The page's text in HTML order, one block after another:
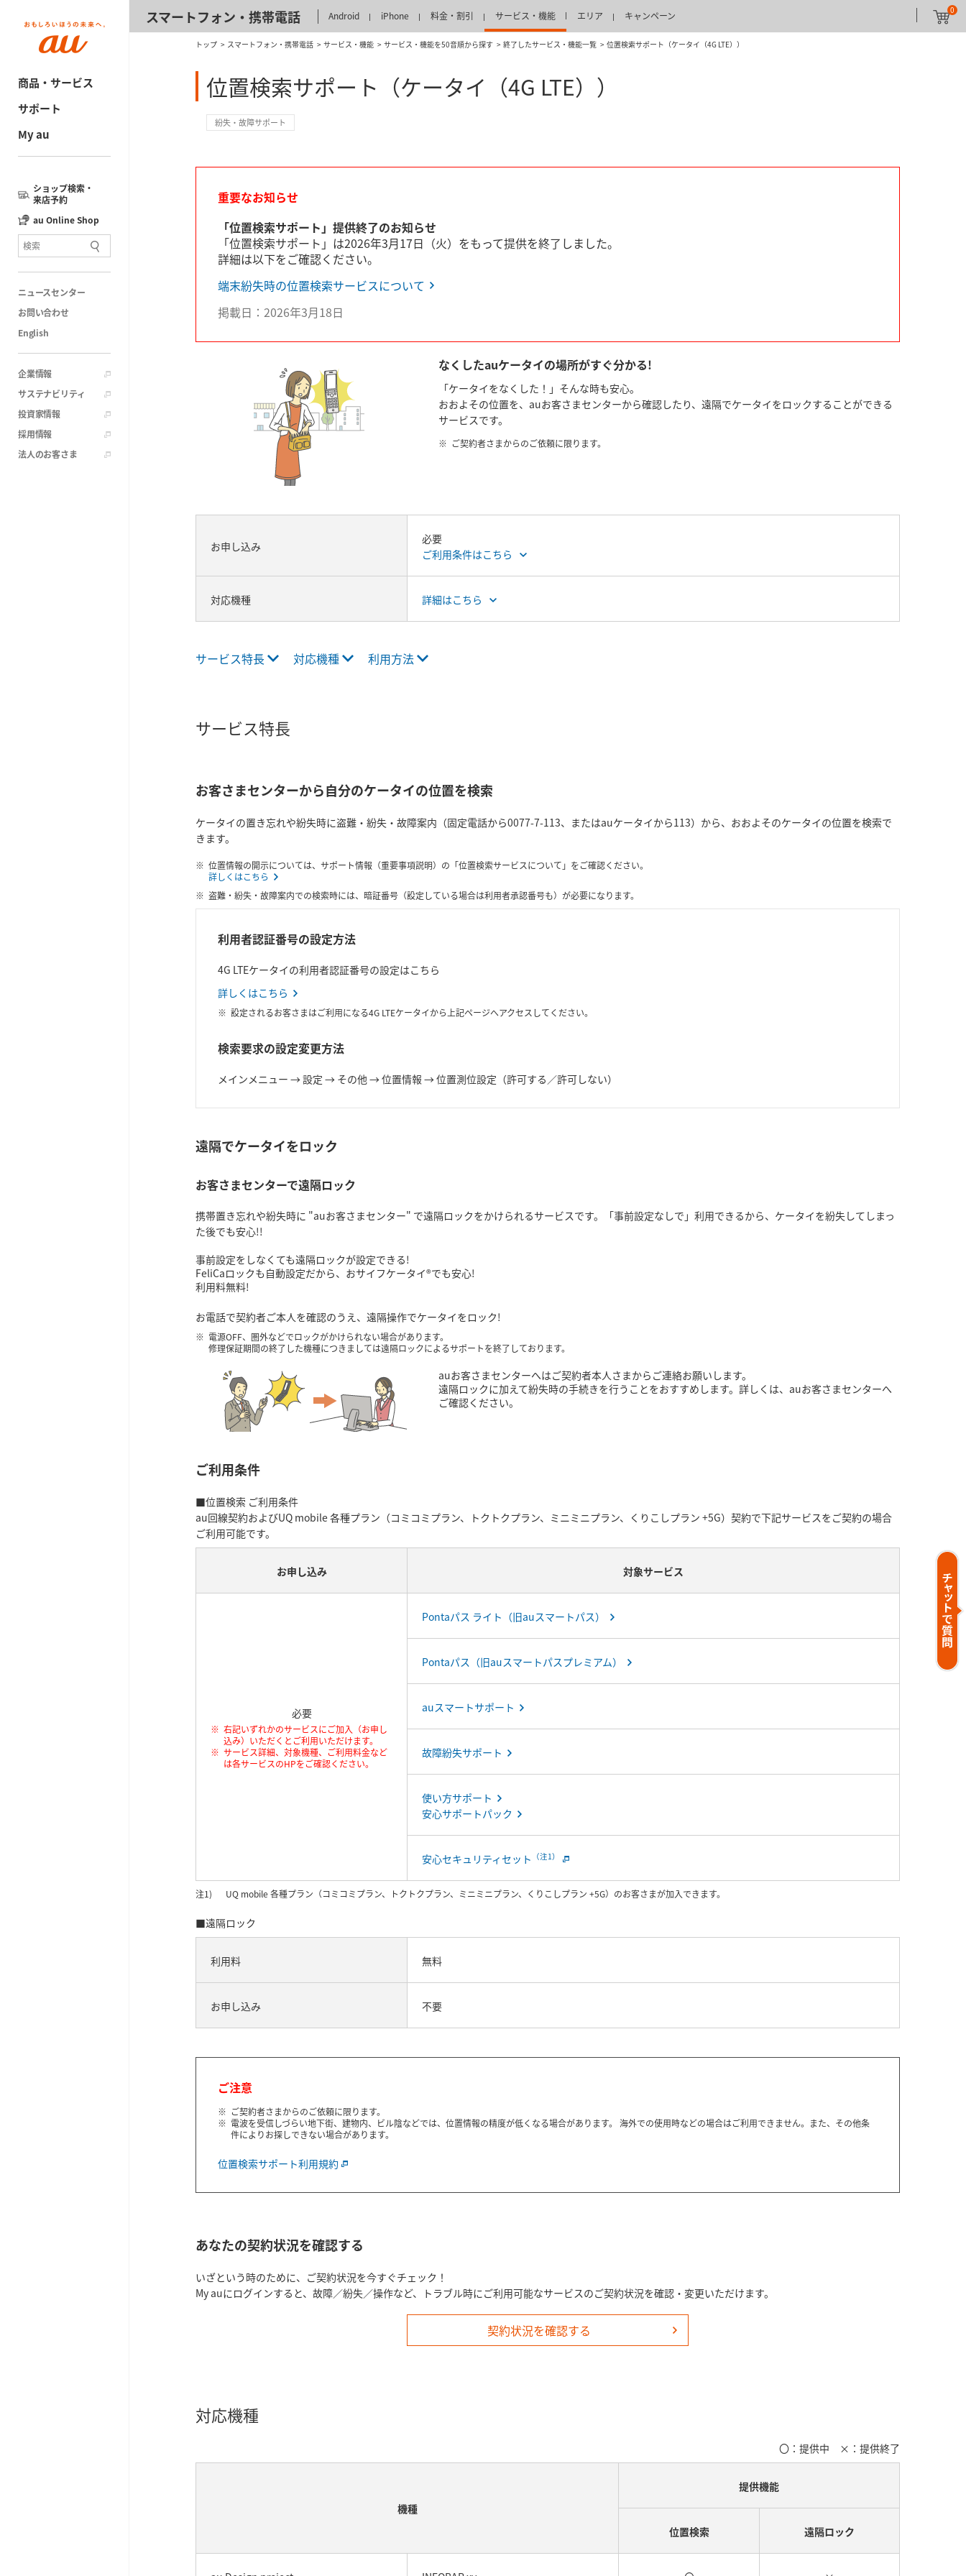
商品・サービス
サポート
My au
ショップ検索・
来店予約
au Online Shop
ニュースセンター
お問い合わせ
English
企業情報
サステナビリティ
投資家情報
採用情報
法人のお客さま
スマートフォン・携帯電話 Android iPhone 料金・割引 サービス・機能 エリア キャンペーン 0
トップ スマートフォン・携帯電話 サービス・機能 サービス・機能を50音順から探す 終了したサービス・機能一覧 位置検索サポート（ケータイ（4G LTE））
位置検索サポート（ケータイ（4G LTE））
紛失・故障サポート
重要なお知らせ
「位置検索サポート」提供終了のお知らせ
「位置検索サポート」は2026年3月17日（火）をもって提供を終了しました。
詳細は以下をご確認ください。
端末紛失時の位置検索サービスについて
掲載日：2026年3月18日
なくしたauケータイの場所がすぐ分かる!
「ケータイをなくした！」そんな時も安心。
おおよその位置を、auお客さまセンターから確認したり、遠隔でケータイをロックすることができる
サービスです。
ご契約者さまからのご依頼に限ります。
お申し込み
必要
ご利用条件はこちら
対応機種 詳細はこちら
サービス特長 対応機種 利用方法
サービス特長
お客さまセンターから自分のケータイの位置を検索
ケータイの置き忘れや紛失時に盗難・紛失・故障案内（固定電話から0077-7-113、またはauケータイから113）から、おおよそのケータイの位置を検索で
きます。
位置情報の開示については、サポート情報（重要事項説明）の「位置検索サービスについて」をご確認ください。
詳しくはこちら
盗難・紛失・故障案内での検索時には、暗証番号（設定している場合は利用者承認番号も）が必要になります。
利用者認証番号の設定方法
4G LTEケータイの利用者認証番号の設定はこちら
詳しくはこちら
設定されるお客さまはご利用になる4G LTEケータイから上記ページへアクセスしてください。
検索要求の設定変更方法
メインメニュー → 設定 → その他 → 位置情報 → 位置測位設定（許可する／許可しない）
遠隔でケータイをロック
お客さまセンターで遠隔ロック
携帯置き忘れや紛失時に "auお客さまセンター" で遠隔ロックをかけられるサービスです。「事前設定なしで」利用できるから、ケータイを紛失してしまっ
た後でも安心!!
事前設定をしなくても遠隔ロックが設定できる!
FeliCaロックも自動設定だから、おサイフケータイ®でも安心!
利用料無料!
お電話で契約者ご本人を確認のうえ、遠隔操作でケータイをロック!
電源OFF、圏外などでロックがかけられない場合があります。
修理保証期間の終了した機種につきましては遠隔ロックによるサポートを終了しております。
auお客さまセンターへはご契約者本人さまからご連絡お願いします。
遠隔ロックに加えて紛失時の手続きを行うことをおすすめします。詳しくは、auお客さまセンターへ
ご確認ください。
ご利用条件
■位置検索 ご利用条件
au回線契約およびUQ mobile 各種プラン（コミコミプラン、トクトクプラン、ミニミニプラン、くりこしプラン +5G）契約で下記サービスをご契約の場合
ご利用可能です。
お申し込み 対象サービス
必要
右記いずれかのサービスにご加入（お申し
込み）いただくとご利用いただけます。
サービス詳細、対象機種、ご利用料金など
は各サービスのHPをご確認ください。
Pontaパス ライト（旧auスマートパス）
Pontaパス（旧auスマートパスプレミアム）
auスマートサポート
故障紛失サポート
使い方サポート
安心サポートパック
安心セキュリティセット （注1）
UQ mobile 各種プラン（コミコミプラン、トクトクプラン、ミニミニプラン、くりこしプラン +5G）のお客さまが加入できます。
■遠隔ロック
利用料 無料
お申し込み 不要
ご注意
ご契約者さまからのご依頼に限ります。
電波を受信しづらい地下街、建物内、ビル陰などでは、位置情報の精度が低くなる場合があります。 海外での使用時などの場合はご利用できません。また、その他条
件によりお探しできない場合があります。
位置検索サポート利用規約
あなたの契約状況を確認する
いざという時のために、ご契約状況を今すぐチェック！
My auにログインすると、故障／紛失／操作など、トラブル時にご利用可能なサービスのご契約状況を確認・変更いただけます。
契約状況を確認する
対応機種
〇：提供中​ ×：提供終了
機種
提供機能
位置検索 遠隔ロック